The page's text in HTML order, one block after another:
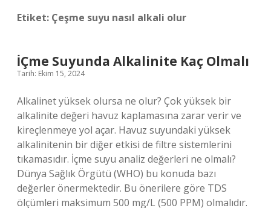
Etiket: Çeşme suyu nasıl alkali olur
İÇme Suyunda Alkalinite Kaç Olmalı
Tarih: Ekim 15, 2024
Alkalinet yüksek olursa ne olur? Çok yüksek bir
alkalinite değeri havuz kaplamasına zarar verir ve
kireçlenmeye yol açar. Havuz suyundaki yüksek
alkalinitenin bir diğer etkisi de filtre sistemlerini
tıkamasıdır. İçme suyu analiz değerleri ne olmalı?
Dünya Sağlık Örgütü (WHO) bu konuda bazı
değerler önermektedir. Bu önerilere göre TDS
ölçümleri maksimum 500 mg/L (500 PPM) olmalıdır.